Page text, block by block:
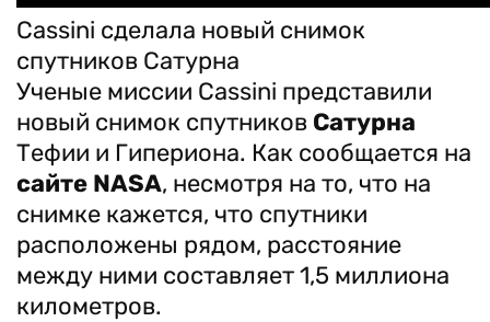
Cassini сделала новый снимок
спутников Сатурна
Ученые миссии Cassini представили
новый снимок спутников Сатурна
Тефии и Гипериона. Как сообщается на
сайте NASA, несмотря на то, что на
снимке кажется, что спутники
расположены рядом, расстояние
между ними составляет 1,5 миллиона
километров.